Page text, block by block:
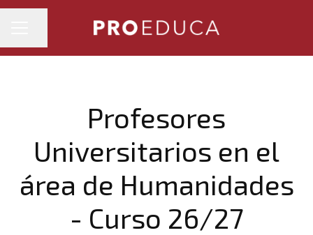
MENÚ DE EMPLEO
Compartir página
Profesores
Universitarios en el
área de Humanidades
- Curso 26/27